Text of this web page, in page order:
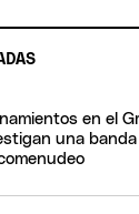
en el
una banda